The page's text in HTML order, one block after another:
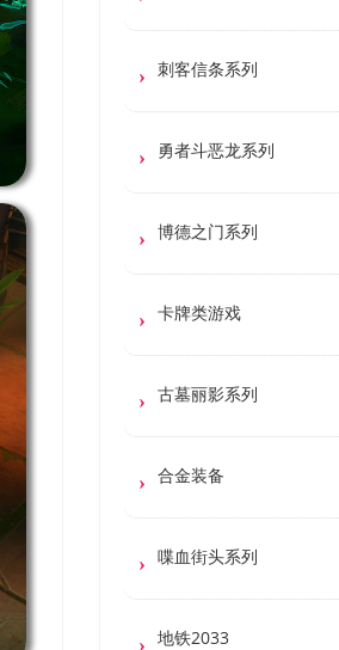
刺客信条系列
勇者斗恶龙系列
博德之门系列
卡牌类游戏
古墓丽影系列
合金装备
喋血街头系列
地铁2033